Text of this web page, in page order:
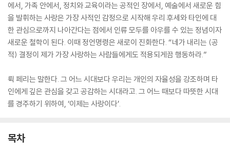
에서, 가족 안에서, 정치와 교육이라는 공적인 장에서, 예술에서 새로운 힘
을 발휘하는 사랑은 가장 사적인 감정으로 시작해 우리 후세와 타인에 대
한 관심으로까지 나아간다는 점에서 인류 모두를 아우를 수 있는 정념이자
새로운 철학이 된다. 이때 정언명령은 새로이 진화한다. “네가 내리는 (공
적) 결정이 제가 가장 사랑하는 사람들에게도 적용되게끔 행동하라.”
뤽 페리는 말한다. 그 어느 시대보다 우리는 개인의 자율성을 강조하며 타
인에게 깊은 관심을 갖고 공감하는 시대라고. 그 어느 때보다 따뜻한 시대
를 경주하기 위하여, ‘이제는 사랑이다’.
목차